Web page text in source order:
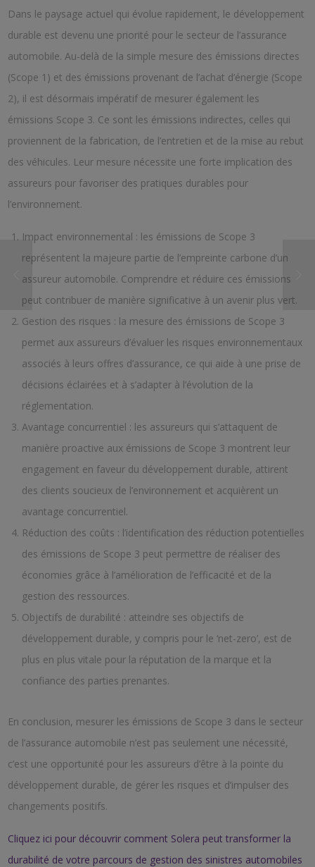
Dans le paysage actuel qui évolue rapidement, le développement
durable est devenu une priorité pour le secteur de l’assurance
automobile. Au-delà de la simple mesure des émissions directes
(Scope 1) et des émissions provenant de l’achat d’énergie (Scope
2), il est désormais impératif de mesurer également les
émissions Scope 3. Ce sont les émissions indirectes, celles qui
proviennent de la fabrication, de l’entretien et de la mise au rebut
des véhicules. Leur mesure nécessite une forte implication des
assureurs pour favoriser des pratiques durables pour
l’environnement.
Impact environnemental : les émissions de Scope 3
représentent la majeure partie de l’empreinte carbone d’un
assureur automobile. Comprendre et réduire ces émissions
peut contribuer de manière significative à un avenir plus vert.
Gestion des risques : la mesure des émissions de Scope 3
permet aux assureurs d’évaluer les risques environnementaux
associés à leurs offres d’assurance, ce qui aide à une prise de
décisions éclairées et à s’adapter à l’évolution de la
réglementation.
Avantage concurrentiel : les assureurs qui s’attaquent de
manière proactive aux émissions de Scope 3 montrent leur
engagement en faveur du développement durable, attirent
des clients soucieux de l’environnement et acquièrent un
avantage concurrentiel.
Réduction des coûts : l’identification des réduction potentielles
des émissions de Scope 3 peut permettre de réaliser des
économies grâce à l’amélioration de l’efficacité et de la
gestion des ressources.
Objectifs de durabilité : atteindre ses objectifs de
développement durable, y compris pour le ‘net-zero’, est de
plus en plus vitale pour la réputation de la marque et la
confiance des parties prenantes.
En conclusion, mesurer les émissions de Scope 3 dans le secteur
de l’assurance automobile n’est pas seulement une nécessité,
c’est une opportunité pour les assureurs d’être à la pointe du
développement durable, de gérer les risques et d’impulser des
changements positifs.
Cliquez ici pour découvrir comment Solera peut transformer la
durabilité de votre parcours de gestion des sinistres automobiles